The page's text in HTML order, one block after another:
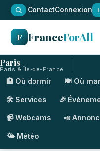
·ContactConnexion
F FranceForAll
Paris
Paris & Île-de-France
🏨 Où dormir 🍽️ Où
🛠️ Services 🎉
📹 Webcams 📣
🌤️ Météo